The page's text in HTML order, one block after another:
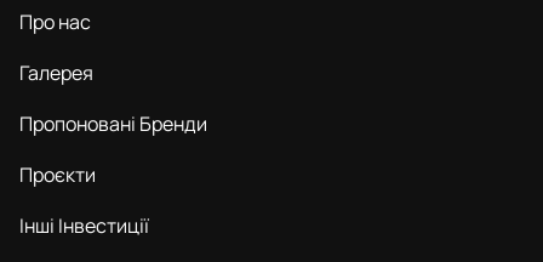
Про нас
Галерея
Пропоновані Бренди
Проєкти
Інші Інвестиції